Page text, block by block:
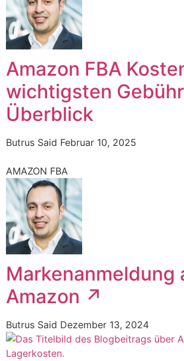
Amazon FBA
wichtigsten
Überblick
Butrus Said Februar 10, 2025
AMAZON FBA
Markenanmeldung
Amazon ↗️
Butrus Said Dezember 13, 2024